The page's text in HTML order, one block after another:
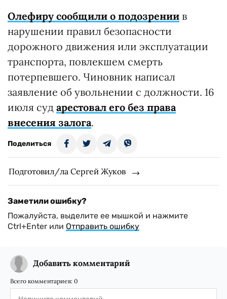
Олефиру сообщили о подозрении в
нарушении правил безопасности
дорожного движения или эксплуатации
транспорта, повлекшем смерть
потерпевшего. Чиновник написал
заявление об увольнении с должности. 16
июля суд арестовал его без права
внесения залога.
Поделиться
Подготовил/ла Сергей Жуков
Заметили ошибку?
Пожалуйста, выделите ее мышкой и нажмите
Ctrl+Enter или Отправить ошибку
Добавить комментарий
Всего комментариев: 0